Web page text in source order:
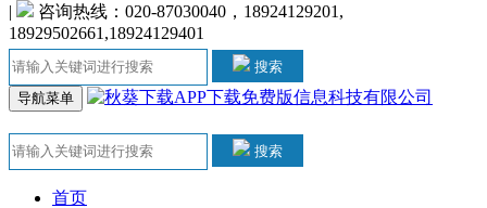
|
咨询热线：020-87030040，18924129201,
18929502661,18924129401
搜索
导航菜单
搜索
首页